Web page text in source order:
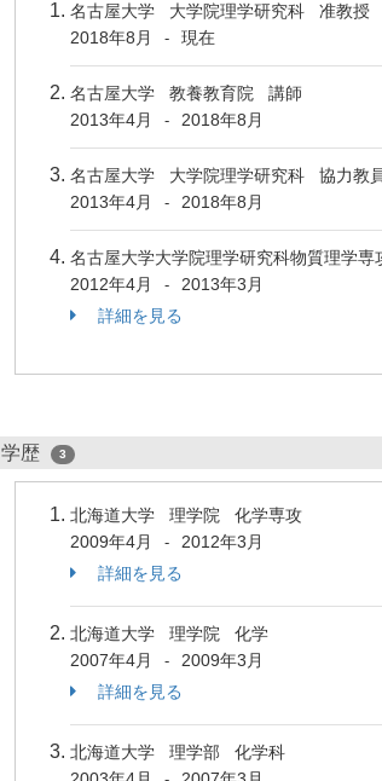
名古屋大学 大学院理学研究科 准教授
2018年8月
- 現在
名古屋大学 教養教育院 講師
2013年4月
- 2018年8月
名古屋大学 大学院理学研究科 協力教
2013年4月
- 2018年8月
名古屋大学大学院理学研究科物質理学
2012年4月
-
2013年3月
詳細を見る
学歴 3
北海道大学 理学院 化学専攻
2009年4月
-
2012年3月
詳細を見る
北海道大学 理学院 化学
2007年4月
-
2009年3月
詳細を見る
北海道大学 理学部 化学科